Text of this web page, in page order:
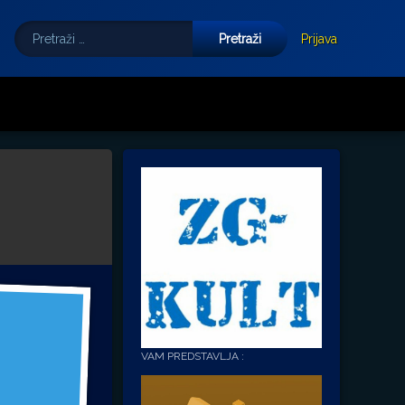
mail
Pretraži:
Prijava
VAM PREDSTAVLJA :